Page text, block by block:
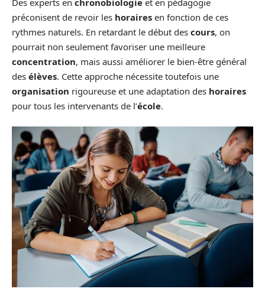
préconisent de revoir les horaires en fonction de ces
rythmes naturels. En retardant le début des cours, on
pourrait non seulement favoriser une meilleure
concentration, mais aussi améliorer le bien-être général
des élèves. Cette approche nécessite toutefois une
organisation rigoureuse et une adaptation des horaires
pour tous les intervenants de l’école.